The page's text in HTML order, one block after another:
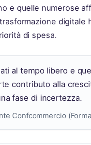
e quelle numerose
digitale
di spesa.
al tempo libero e
contributo alla
fase di incertezza.
Confcommercio